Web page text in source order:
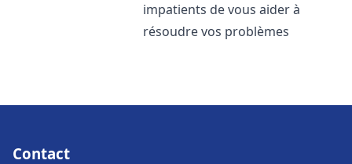
impatients de vous aider à
résoudre vos problèmes
Contact